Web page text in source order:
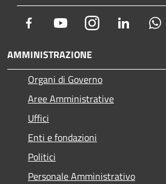
Facebook YoutubeInstagram LinkedIn
AMMINISTRAZIONE
Organi di Governo
Aree Amministrative
Uffici
Enti e fondazioni
Politici
Personale Amministrativo